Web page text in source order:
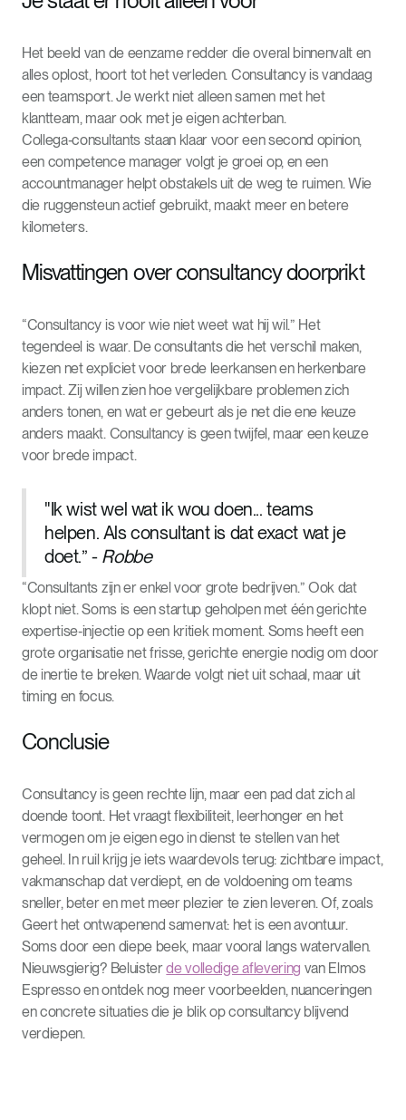
Het beeld van de eenzame redder die overal binnenvalt en
alles oplost, hoort tot het verleden. Consultancy is vandaag
een teamsport. Je werkt niet alleen samen met het
klantteam, maar ook met je eigen achterban.
Collega‑consultants staan klaar voor een second opinion,
een competence manager volgt je groei op, en een
accountmanager helpt obstakels uit de weg te ruimen. Wie
die ruggensteun actief gebruikt, maakt meer en betere
kilometers.
Misvattingen over consultancy doorprikt
“Consultancy is voor wie niet weet wat hij wil.” Het
tegendeel is waar. De consultants die het verschil maken,
kiezen net expliciet voor brede leerkansen en herkenbare
impact. Zij willen zien hoe vergelijkbare problemen zich
anders tonen, en wat er gebeurt als je net die ene keuze
anders maakt. Consultancy is geen twijfel, maar een keuze
voor brede impact.
"Ik wist wel wat ik wou doen... teams
helpen. Als consultant is dat exact wat je
doet.” - Robbe
“Consultants zijn er enkel voor grote bedrijven.” Ook dat
klopt niet. Soms is een startup geholpen met één gerichte
expertise‑injectie op een kritiek moment. Soms heeft een
grote organisatie net frisse, gerichte energie nodig om door
de inertie te breken. Waarde volgt niet uit schaal, maar uit
timing en focus.
Conclusie
Consultancy is geen rechte lijn, maar een pad dat zich al
doende toont. Het vraagt flexibiliteit, leerhonger en het
vermogen om je eigen ego in dienst te stellen van het
geheel. In ruil krijg je iets waardevols terug: zichtbare impact,
vakmanschap dat verdiept, en de voldoening om teams
sneller, beter en met meer plezier te zien leveren. Of, zoals
Geert het ontwapenend samenvat: het is een avontuur.
Soms door een diepe beek, maar vooral langs watervallen.
Nieuwsgierig? Beluisterde volledige aflevering van Elmos
Espresso en ontdek nog meer voorbeelden, nuanceringen
en concrete situaties die je blik op consultancy blijvend
verdiepen.